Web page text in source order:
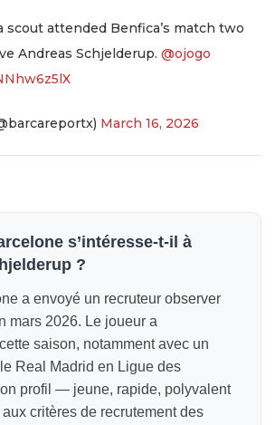
attended Benfica’s match two
Andreas Schjelderup. @ojogo
March 16, 2026
s’intéresse-t-il à
?
a envoyé un recruteur observer
mars 2026. Le joueur a
saison, notamment avec un
Real Madrid en Ligue des
profil — jeune, rapide, polyvalent
critères de recrutement des